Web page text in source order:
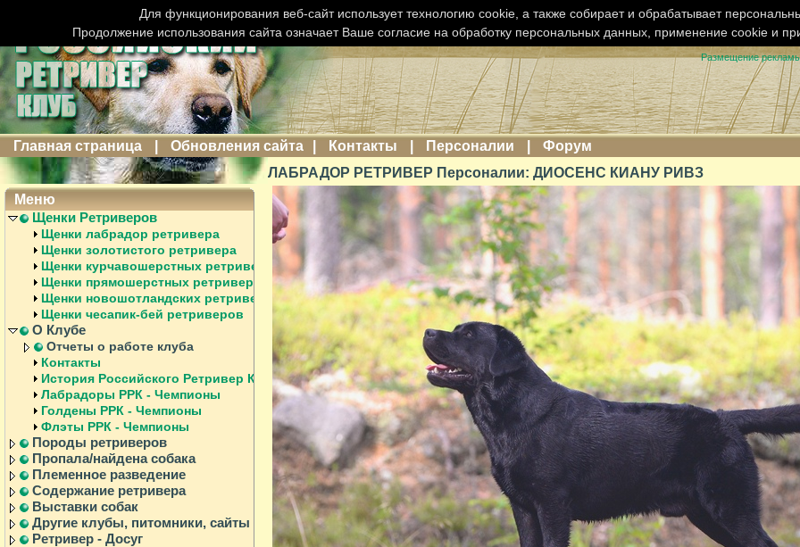
Размещение
Главная страница Обновления сайта Контакты Персоналии
Форум
ЛАБРАДОР РЕТРИВЕР Персоналии: ДИОСЕНС КИАНУ РИВЗ
Меню
Щенки Ретриверов
Щенки лабрадор ретривера
Щенки золотистого ретривера
Щенки курчавошерстных ретриверов
Щенки прямошерстных ретриверов
Щенки новошотландских ретриверов
Щенки чесапик-бей ретриверов
О Клубе
Отчеты о работе клуба
Контакты
История Российского Ретривер Клуба
Лабрадоры РРК - Чемпионы
Голдены РРК - Чемпионы
Флэты РРК - Чемпионы
Породы ретриверов
Пропала/найдена собака
Племенное разведение
Содержание ретривера
Выставки собак
Другие клубы, питомники, сайты
Ретривер - Досуг
Для функционирования веб-сайт использует технологию cookie, а также собирает и обрабатывает
Продолжение использования сайта означает Ваше согласие на обработку персональных данных, применение cookie и